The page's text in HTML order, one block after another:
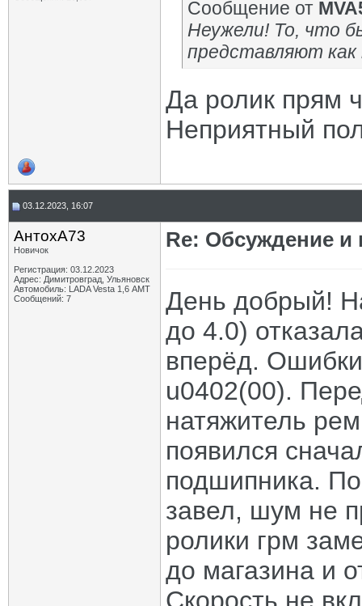
Сообщение от
Неужели! То, что
представляют как
Да ролик прям
Неприятный
03.12.2023, 16:07
АнтохА73
Новичок
Регистрация: 03.12.2023
Адрес: Димитровград, Ульяновск
Автомобиль: LADA Vesta 1,6 АМТ
Сообщений: 7
Re: Обсуждение
День добрый!
до 4.0)
вперёд.
u0402(00).
натяжитель
появился
подшипника.
завел, шум не
ролики грм
до магазина и